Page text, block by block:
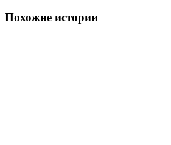
Похожие истории